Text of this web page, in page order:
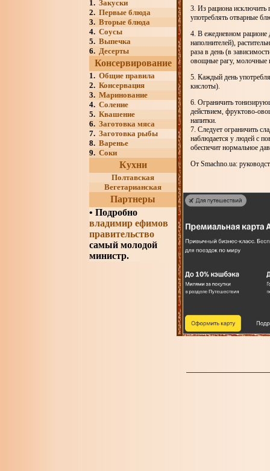
1. Закуски
2. Первые блюда
3. Вторые блюда
4. Соусы
5. Выпечка
6. Десерты
Консервирование
1. Общие правила
2. Консервация
3. Маринование
4. Соление
5. Квашение
6. Заготовка мяса
7. Заготовка рыбы
8. Варенье
9. Соки
Кухни
Полтавская
Вегетарианская
Партнеры
• Подробно
владимир ефимов
правительство
самый молодой
министр.
3. Из рациона исключить
употреблять отварные
4. В ежедневном
наполнителей),
раза в день (в
овощные рагу, молочные
5. Каждый день
кислоты).
6. Ограничить
действием, фруктово-
напитки.
7. Следует ограничить
наблюдается у людей с
обеспечит нормальное
От Smachno.ua: